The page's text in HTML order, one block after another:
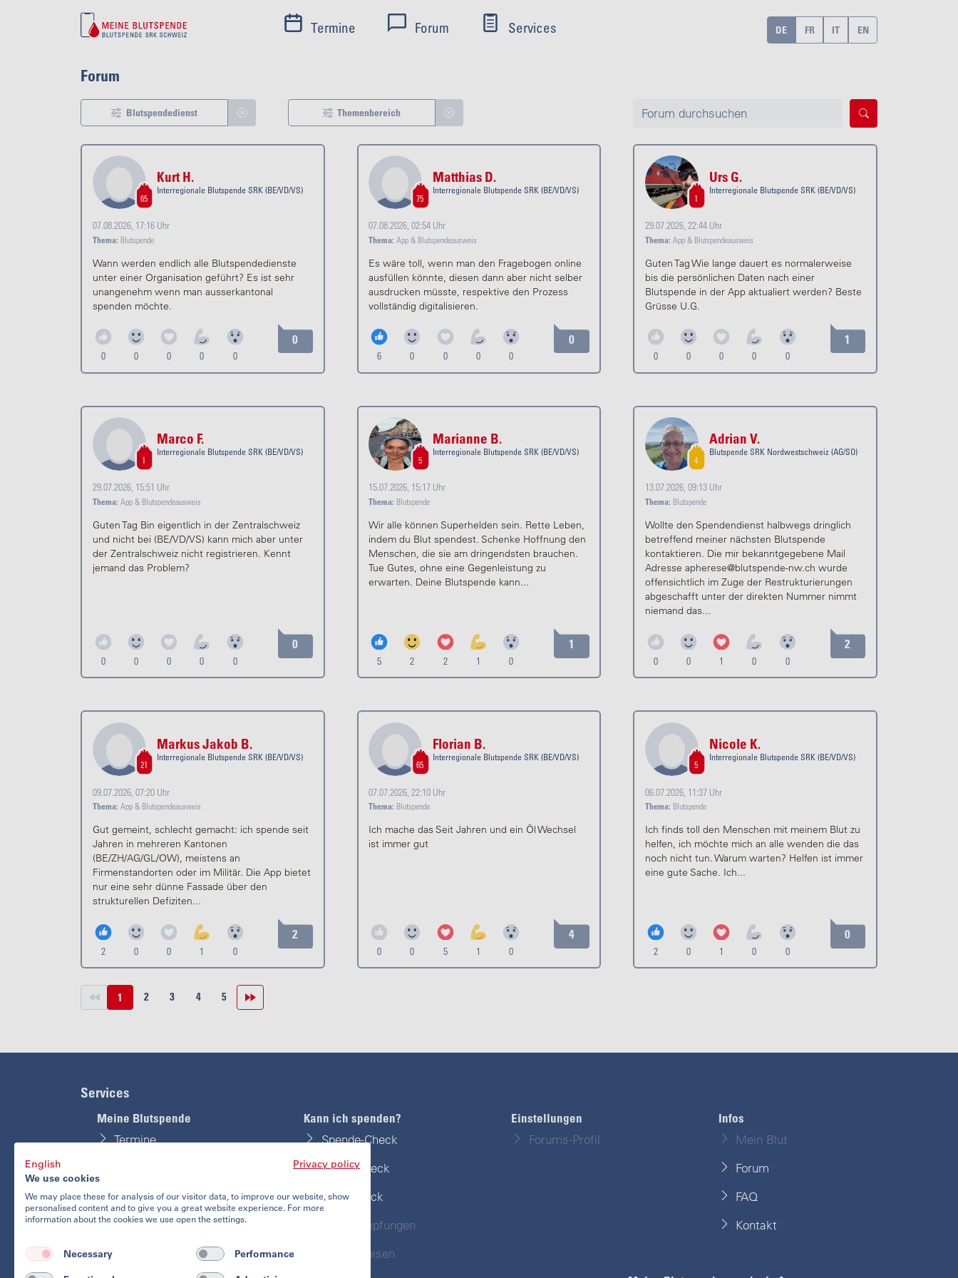
Termine Forum Services DE FR IT EN
Forum
Themenbereich
Blutspendedienst
65
Kurt H.
Interregionale Blutspende SRK (BE/VD/VS)
07.08.2026, 17:16 Uhr
Thema: Blutspende
Wann werden endlich alle Blutspendedienste
unter einer Organisation geführt? Es ist sehr
unangenehm wenn man ausserkantonal
spenden möchte.
0 0 0 0 0
0
75
Matthias D.
Interregionale Blutspende SRK (BE/VD/VS)
07.08.2026, 02:54 Uhr
Thema: App & Blutspendeausweis
Es wäre toll, wenn man den Fragebogen online
ausfüllen könnte, diesen dann aber nicht selber
ausdrucken müsste, respektive den Prozess
vollständig digitalisieren.
6 0 0 0 0
0
1
Urs G.
Interregionale Blutspende SRK (BE/VD/VS)
29.07.2026, 22:44 Uhr
Thema: App & Blutspendeausweis
Guten Tag Wie lange dauert es normalerweise
bis die persönlichen Daten nach einer
Blutspende in der App aktualiert werden? Beste
Grüsse U.G.
0 0 0 0 0
1
1
Marco F.
Interregionale Blutspende SRK (BE/VD/VS)
29.07.2026, 15:51 Uhr
Thema: App & Blutspendeausweis
Guten Tag Bin eigentlich in der Zentralschweiz
und nicht bei (BE/VD/VS) kann mich aber unter
der Zentralschweiz nicht registrieren. Kennt
jemand das Problem?
0 0 0 0 0
0
5
Marianne B.
Interregionale Blutspende SRK (BE/VD/VS)
15.07.2026, 15:17 Uhr
Thema: Blutspende
Wir alle können Superhelden sein. Rette Leben,
indem du Blut spendest. Schenke Hoffnung den
Menschen, die sie am dringendsten brauchen.
Tue Gutes, ohne eine Gegenleistung zu
erwarten. Deine Blutspende kann...
5 2 2 1 0
1
4
Adrian V.
Blutspende SRK Nordwestschweiz (AG/SO)
13.07.2026, 09:13 Uhr
Thema: Blutspende
Wollte den Spendendienst halbwegs dringlich
betreffend meiner nächsten Blutspende
kontaktieren. Die mir bekanntgegebene Mail
Adresse apherese@blutspende-nw.ch wurde
offensichtlich im Zuge der Restrukturierungen
abgeschafft unter der direkten Nummer nimmt
niemand das...
0 0 1 0 0
2
21
Markus Jakob B.
Interregionale Blutspende SRK (BE/VD/VS)
09.07.2026, 07:20 Uhr
Thema: App & Blutspendeausweis
Gut gemeint, schlecht gemacht: ich spende seit
Jahren in mehreren Kantonen
(BE/ZH/AG/GL/OW), meistens an
Firmenstandorten oder im Militär. Die App bietet
nur eine sehr dünne Fassade über den
strukturellen Defiziten...
2 0 0 1 0
2
65
Florian B.
Interregionale Blutspende SRK (BE/VD/VS)
07.07.2026, 22:10 Uhr
Thema: Blutspende
Ich mache das Seit Jahren und ein Öl Wechsel
ist immer gut
0 0 5 1 0
4
5
Nicole K.
Interregionale Blutspende SRK (BE/VD/VS)
06.07.2026, 11:37 Uhr
Thema: Blutspende
Ich finds toll den Menschen mit meinem Blut zu
helfen, ich möchte mich an alle wenden die das
noch nicht tun. Warum warten? Helfen ist immer
eine gute Sache. Ich...
2 0 1 0 0
0
< 1 2 3 4 5 >
Services
Meine Blutspende
Termine
Blutspende Fragebogen
Meine Spenden
Kann ich spenden?
Spende-Check
Travel-Check
Impf-Check
Meine Impfungen
Meine Reisen
Einstellungen
Forums-Profil
Infos
Mein Blut
Forum
FAQ
Kontakt
English
Privacy policy
We use cookies
We may place these for analysis of our visitor data, to improve our website, show
personalised content and to give you a great website experience. For more
information about the cookies we use open the settings.
Necessary
Performance